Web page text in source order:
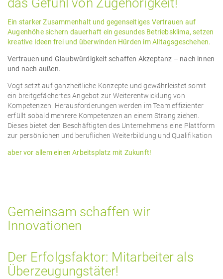
Ein starker Zusammenhalt und gegenseitiges Vertrauen auf
Augenhöhe sichern dauerhaft ein gesundes Betriebsklima, setzen
kreative Ideen frei und überwinden Hürden im Alltagsgeschehen.
Vertrauen und Glaubwürdigkeit schaffen Akzeptanz – nach innen
und nach außen.
Vogt setzt auf ganzheitliche Konzepte und gewährleistet somit
ein breitgefächertes Angebot zur Weiterentwicklung von
Kompetenzen. Herausforderungen werden im Team effizienter
erfüllt sobald mehrere Kompetenzen an einem Strang ziehen.
Dieses bietet den Beschäftigten des Unternehmens eine Plattform
zur persönlichen und beruflichen Weiterbildung und Qualifikation
aber vor allem einen Arbeitsplatz mit Zukunft!
Gemeinsam schaffen wir
Innovationen
Der Erfolgsfaktor: Mitarbeiter als
Überzeugungstäter!